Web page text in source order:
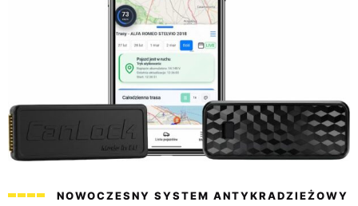
NOWOCZESNY SYSTEM ANTYKRADZIEŻOWY